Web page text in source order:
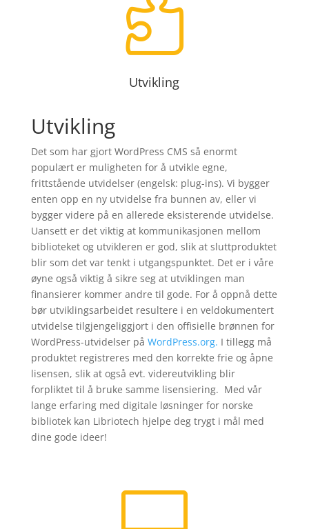

Utvikling
Utvikling
Det som har gjort WordPress CMS så enormt
populært er muligheten for å utvikle egne,
frittstående utvidelser (engelsk: plug-ins). Vi bygger
enten opp en ny utvidelse fra bunnen av, eller vi
bygger videre på en allerede eksisterende utvidelse.
Uansett er det viktig at kommunikasjonen mellom
biblioteket og utvikleren er god, slik at sluttproduktet
blir som det var tenkt i utgangspunktet. Det er i våre
øyne også viktig å sikre seg at utviklingen man
finansierer kommer andre til gode. For å oppnå dette
bør utviklingsarbeidet resultere i en veldokumentert
utvidelse tilgjengeliggjort i den offisielle brønnen for
WordPress-utvidelser på WordPress.org. I tillegg må
produktet registreres med den korrekte frie og åpne
lisensen, slik at også evt. videreutvikling blir
forpliktet til å bruke samme lisensiering. Med vår
lange erfaring med digitale løsninger for norske
bibliotek kan Libriotech hjelpe deg trygt i mål med
dine gode ideer!